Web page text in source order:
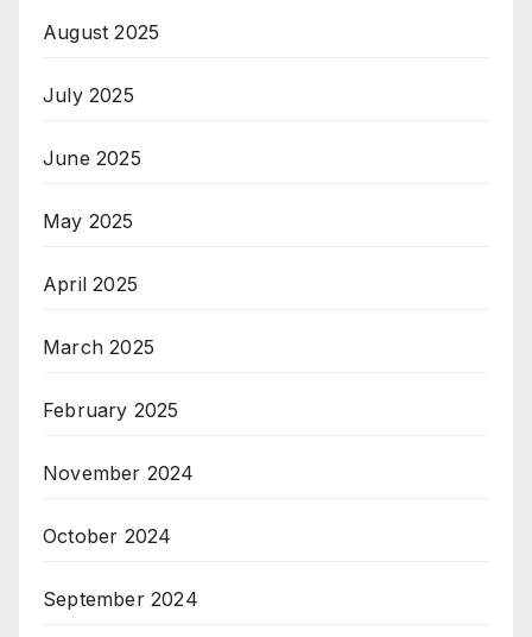
August 2025
July 2025
June 2025
May 2025
April 2025
March 2025
February 2025
November 2024
October 2024
September 2024